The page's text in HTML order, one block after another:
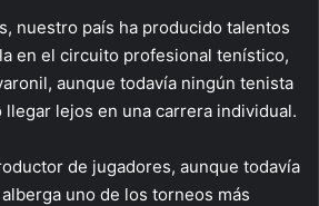
nuestro país ha producido talentos
en el circuito profesional tenístico,
aunque todavía ningún tenista
llegar lejos en una carrera individual.
de jugadores, aunque todavía
uno de los torneos más